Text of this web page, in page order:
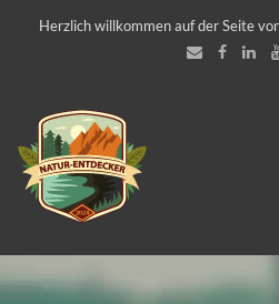
Herzlich willkommen auf der Seite